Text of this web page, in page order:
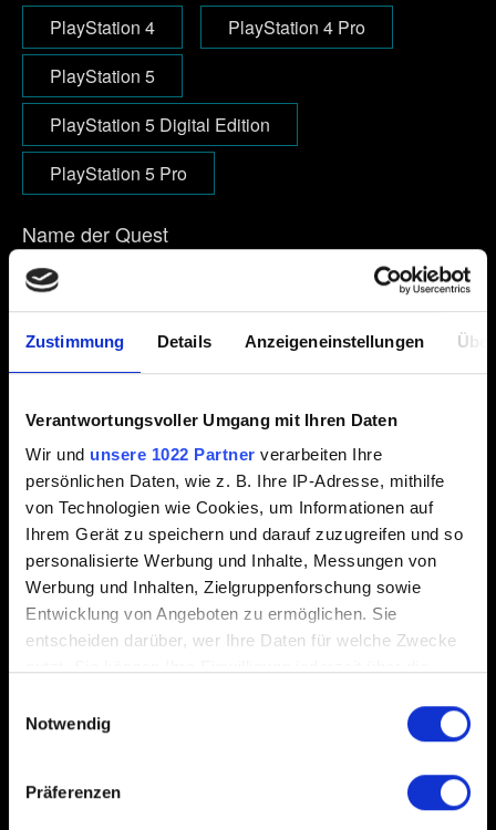
Zustimmung Details Anzeigeneinstellungen
Verantwortungsvoller Umgang mit Ihren Daten
Wir und unsere 1022 Partner verarbeiten Ihre
persönlichen Daten, wie z. B. Ihre IP-Adresse, mithilfe
von Technologien wie Cookies, um Informationen auf
Ihrem Gerät zu speichern und darauf zuzugreifen und so
personalisierte Werbung und Inhalte, Messungen von
Werbung und Inhalten, Zielgruppenforschung sowie
Entwicklung von Angeboten zu ermöglichen. Sie
entscheiden darüber, wer Ihre Daten für welche Zwecke
Trigger Symbol ändern oder widerrufen
Informationen über Ihre geografische Lage
Notwendig
Präferenzen
PlayStation 4
PlayStation 4 Pro
PlayStation 5
PlayStation 5 Digital Edition
PlayStation 5 Pro
Name der Quest
E-Mail (Tippfehler vermeiden!)
Kurze Beschreibung des Problems
0/20
Datei hinzufügen
Du kannst deinem Bericht eine Datei anhängen, z.B. bei
Grafikproblemen auf PC einen Screenshot. Limit: 12 MB.